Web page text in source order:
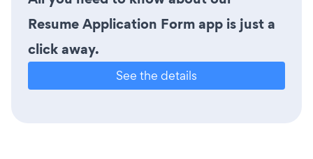
Resume Application Form app is just a
click away.
See the details